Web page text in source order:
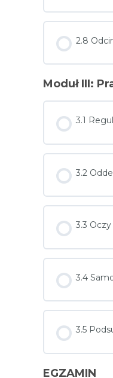
2.8
Moduł III:
3.1
3.2
3.3
3.4
3.5
EGZAMIN